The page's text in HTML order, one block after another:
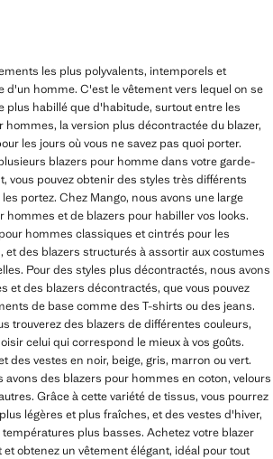
les plus polyvalents, intemporels et
d'un homme. C'est le vêtement vers lequel on se
plus habillé que d'habitude, surtout entre les
hommes, la version plus décontractée du blazer,
les jours où vous ne savez pas quoi porter.
blazers pour homme dans votre garde-
vous pouvez obtenir des styles très différents
portez. Chez Mango, nous avons une large
hommes et de blazers pour habiller vos looks.
hommes classiques et cintrés pour les
des blazers structurés à assortir aux costumes
Pour des styles plus décontractés, nous avons
et des blazers décontractés, que vous pouvez
de base comme des T-shirts ou des jeans.
trouverez des blazers de différentes couleurs,
celui qui correspond le mieux à vos goûts.
des vestes en noir, beige, gris, marron ou vert.
avons des blazers pour hommes en coton, velours
Grâce à cette variété de tissus, vous pourrez
légères et plus fraîches, et des vestes d'hiver,
plus basses. Achetez votre blazer
obtenez un vêtement élégant, idéal pour tout